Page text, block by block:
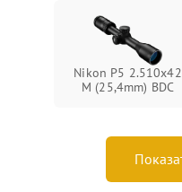
Nikon P5 2.510x42
M (25,4mm) BDC